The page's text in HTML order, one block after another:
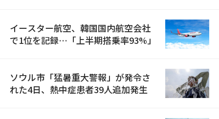
イースター航空、韓国国内航空会社
で1位を記録…「上半期搭乗率93%」
ソウル市「猛暑重大警報」が発令さ
れた4日、熱中症患者39人追加発生